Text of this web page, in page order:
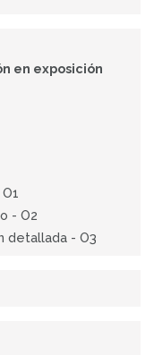
en exposición
- O2
detallada - O3